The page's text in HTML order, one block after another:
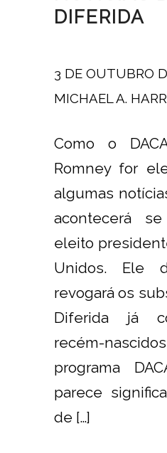
DIFERIDA
3 DE OUTUBRO
/
MICHAEL A.
Como o
Romney for
algumas
acontecerá
eleito
Unidos. Ele
revogará os
Diferida já
recém-
programa
parece
de […]